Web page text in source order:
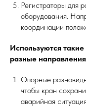
Регистраторы для
оборудования.
координации
Используются
разные
Опорные
чтобы кран
аварийная